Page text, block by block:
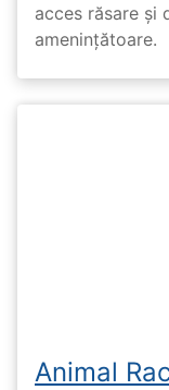
acces răsare și
amenințătoare.
Animal